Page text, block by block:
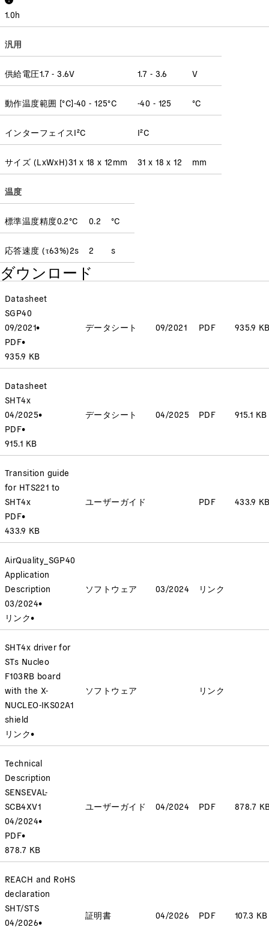
1.0h
汎用
供給電圧1.7 - 3.6V 1.7 - 3.6 V
動作温度範囲 [°C]-40 - 125°C -40 - 125 °C
インターフェイスI²C I²C
サイズ (LxWxH)31 x 18 x 12mm 31 x 18 x 12 mm
温度
標準温度精度0.2°C 0.2 °C
応答速度 (τ63%)2s 2 s
ダウンロード
Datasheet
SGP40
09/2021•
PDF•
935.9 KB
データシート 09/2021 PDF 935.9
Datasheet
SHT4x
04/2025•
PDF•
915.1 KB
データシート 04/2025 PDF 915.1 KB
Transition guide
for HTS221 to
SHT4x
PDF•
433.9 KB
ユーザーガイド PDF 433.9
AirQuality_SGP40
Application
Description
03/2024•
リンク•
ソフトウェア 03/2024 リンク
SHT4x driver for
STs Nucleo
F103RB board
with the X-
NUCLEO-IKS02A1
shield
リンク•
ソフトウェア リンク
Technical
Description
SENSEVAL-
SCB4XV1
04/2024•
PDF•
878.7 KB
ユーザーガイド 04/2024 PDF 878.7
REACH and RoHS
declaration
SHT/STS
04/2026•
証明書 04/2026 PDF 107.3 KB